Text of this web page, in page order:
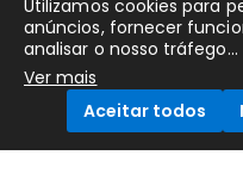
Utilizamos cookies para
anúncios, fornecer
analisar o nosso tráfego...
Ver mais
Aceitar todos